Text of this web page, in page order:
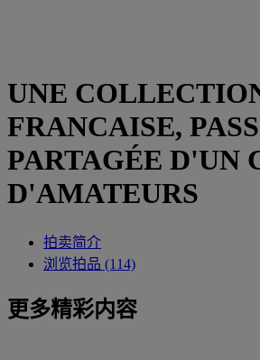
UNE
FRANCAISE,
PARTAGÉE D'UN
D'AMATEURS
拍卖简介
浏览拍品 (114)
更多精彩内容